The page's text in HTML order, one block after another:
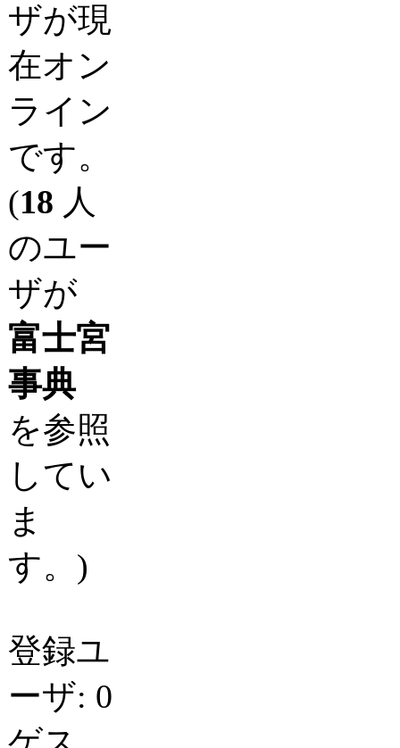
ザが現
在オン
ライン
です。
(18 人
のユー
ザが
富士宮
事典
を参照
してい
ま
す。)
登録ユ
ーザ: 0